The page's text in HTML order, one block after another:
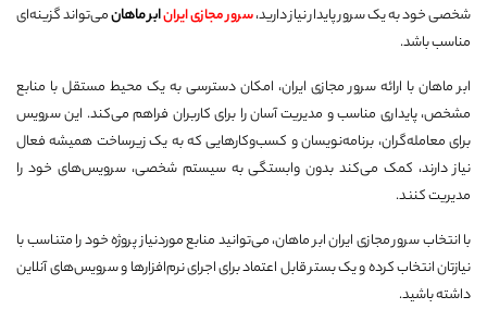
شخصی خود به یک سرور پایدار نیاز دارید،سرور مجازی ایرانابر ماهانمی‌تواند گزینه‌ای
مناسب باشد.
ابر ماهان با ارائه سرور مجازی ایران، امکان دسترسی به یک محیط مستقل با منابع
مشخص، پایداری مناسب و مدیریت آسان را برای کاربران فراهم می‌کند. این سرویس
برای معامله‌گران، برنامه‌نویسان و کسب‌وکارهایی که به یک زیرساخت همیشه فعال
نیاز دارند، کمک می‌کند بدون وابستگی به سیستم شخصی، سرویس‌های خود را
مدیریت کنند.
با انتخاب سرور مجازی ایران ابر ماهان، می‌توانید منابع موردنیاز پروژه خود را متناسب با
نیازتان انتخاب کرده و یک بستر قابل اعتماد برای اجرای نرم‌افزارها و سرویس‌های آنلاین
داشته باشید.